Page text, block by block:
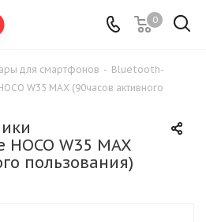
0
для смартфонов - Bluetooth-
W35 MAX (90часов активного
W35 MAX
пользования)